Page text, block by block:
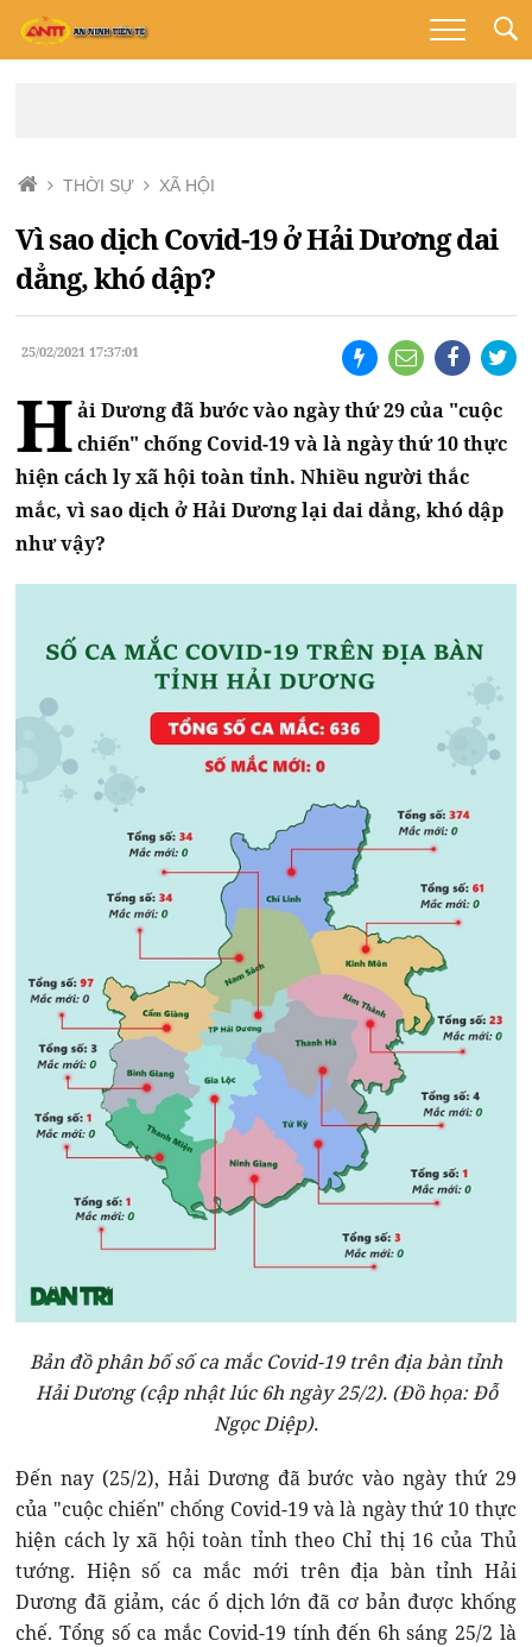
THỜI SỰ XÃ HỘI
Vì sao dịch Covid-19 ở Hải Dương dai
dẳng, khó dập?
25/02/2021 17:37:01
H ải Dương đã bước vào ngày thứ 29 của "cuộc
chiến" chống Covid-19 và là ngày thứ 10 thực
hiện cách ly xã hội toàn tỉnh. Nhiều người thắc
mắc, vì sao dịch ở Hải Dương lại dai dẳng, khó dập
như vậy?
Bản đồ phân bố số ca mắc Covid-19 trên địa bàn tỉnh
Hải Dương (cập nhật lúc 6h ngày 25/2). (Đồ họa: Đỗ
Ngọc Diệp).
Đến nay (25/2), Hải Dương đã bước vào ngày thứ 29
của "cuộc chiến" chống Covid-19 và là ngày thứ 10 thực
hiện cách ly xã hội toàn tỉnh theo Chỉ thị 16 của Thủ
tướng. Hiện số ca mắc mới trên địa bàn tỉnh Hải
Dương đã giảm, các ổ dịch lớn đã cơ bản được khống
chế. Tổng số ca mắc Covid-19 tính đến 6h sáng 25/2 là